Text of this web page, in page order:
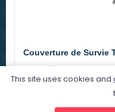
Couverture de Survie
Imperméable et coupe-
NOTRE SOCIÉTÉ
This site uses cookies